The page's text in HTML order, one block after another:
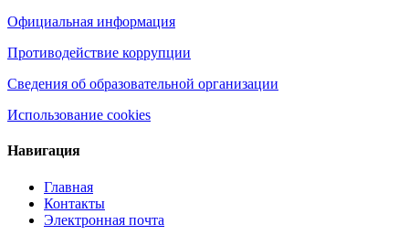
Официальная информация
Противодействие коррупции
Сведения об образовательной организации
Использование cookies
Навигация
Главная
Контакты
Электронная почта